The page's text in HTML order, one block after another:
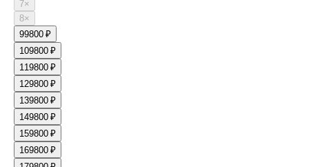
7×
8×
99800 ₽
109800 ₽
119800 ₽
129800 ₽
139800 ₽
149800 ₽
159800 ₽
169800 ₽